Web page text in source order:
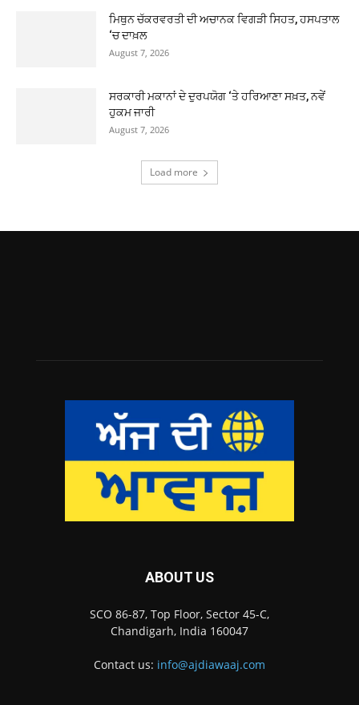
ਮਿਥੁਨ ਚੱਕਰਵਰਤੀ ਦੀ ਅਚਾਨਕ ਵਿਗੜੀ ਸਿਹਤ, ਹਸਪਤਾਲ
‘ਚ ਦਾਖ਼ਲ
August 7, 2026
ਸਰਕਾਰੀ ਮਕਾਨਾਂ ਦੇ ਦੁਰਪਯੋਗ ‘ਤੇ ਹਰਿਆਣਾ ਸਖ਼ਤ, ਨਵੇਂ
ਹੁਕਮ ਜਾਰੀ
August 7, 2026
Load more
ABOUT US
SCO 86-87, Top Floor, Sector 45-C,
Chandigarh, India 160047
Contact us: info@ajdiawaaj.com